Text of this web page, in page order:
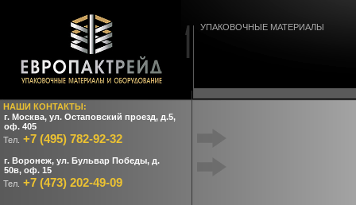
НАШИ КОНТАКТЫ:
г. Москва, ул. Остаповский проезд, д.5,
оф. 405
Тел. +7 (495) 782-92-32
г. Воронеж, ул. Бульвар Победы, д.
50в, оф. 15
Тел. +7 (473) 202-49-09
УПАКОВОЧНЫЕ МАТЕРИАЛЫ